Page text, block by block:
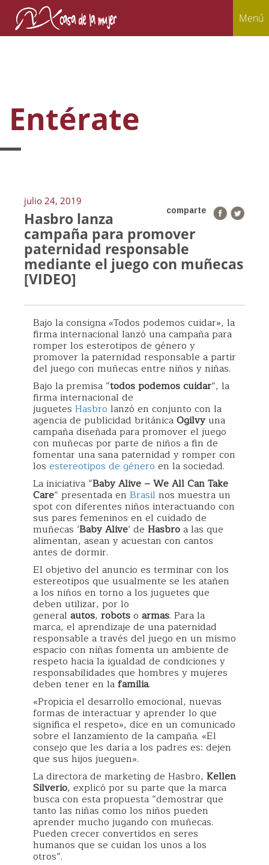
Menú
Entérate
julio 24, 2019
comparte
Hasbro lanza
campaña para promover
paternidad responsable
mediante el juego con muñecas
[VIDEO]
Bajo la consigna «Todos podemos cuidar», la
firma internacional lanzó una campaña para
romper los esterotipos de género y
promover la paternidad responsable a partir
del juego con muñecas entre niños y niñas.
Bajo la premisa “todos podemos cuidar”, la
firma internacional de
juguetes Hasbro lanzó en conjunto con la
agencia de publicidad británicaOgilvyuna
campaña diseñada para promover el juego
con muñecas por parte de niños a fin de
fomentar una sana paternidad y romper con
los estereotipos de género en la sociedad.
La iniciativa “Baby Alive – We All Can Take
Care” presentada en Brasil nos muestra un
spot con diferentes niños interactuando con
sus pares femeninos en el cuidado de
muñecas ‘Baby Alive’ de Hasbroa las que
alimentan, asean y acuestan con cantos
antes de dormir.
El objetivo del anuncio es terminar con los
estereotipos que usualmente se les atañen
a los niños en torno a los juguetes que
deben utilizar, por lo
general autos, robotso armas. Para la
marca, el aprendizaje de una paternidad
responsable a través del juego en un mismo
espacio con niñas fomenta un ambiente de
respeto hacia la igualdad de condiciones y
responsabilidades que hombres y mujeres
deben tener en lafamilia.
«Propicia el desarrollo emocional, nuevas
formas de interactuar y aprender lo que
significa el respeto», dice en un comunicado
sobre el lanzamiento de la campaña. «El
consejo que les daría a los padres es: dejen
que sus hijos jueguen».
La directora de marketing de Hasbro, Kellen
Silverio, explicó por su parte que la marca
busca con esta propuesta “demostrar que
tanto las niñas como los niños pueden
aprender mucho jugando con muñecas.
Pueden crecer convertidos en seres
humanos que se cuidan los unos a los
otros”.